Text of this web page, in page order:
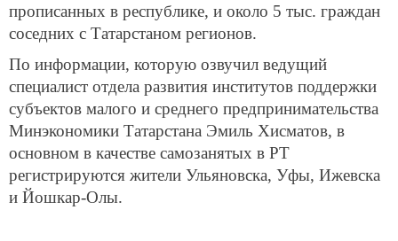
прописанных в республике, и около 5 тыс. граждан
соседних с Татарстаном регионов.
По информации, которую озвучил ведущий
специалист отдела развития институтов поддержки
субъектов малого и среднего предпринимательства
Минэкономики Татарстана Эмиль Хисматов, в
основном в качестве самозанятых в РТ
регистрируются жители Ульяновска, Уфы, Ижевска
и Йошкар-Олы.